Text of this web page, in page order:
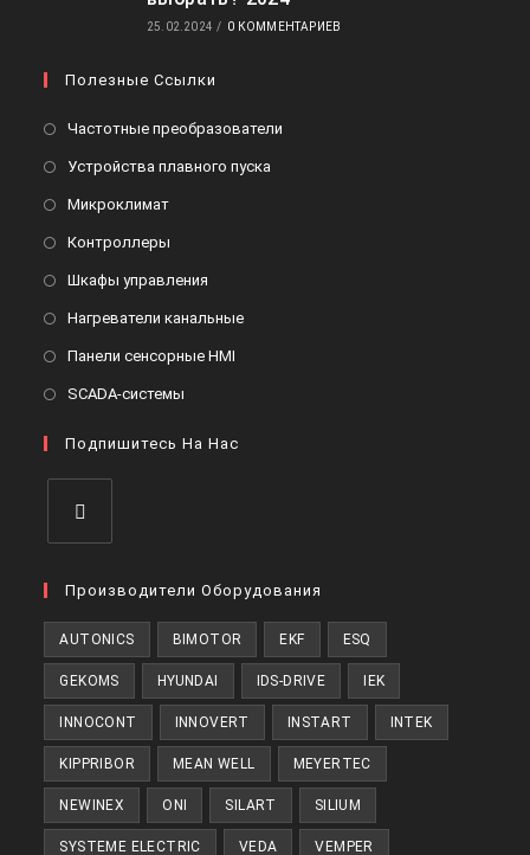
25.02.2024 / 0 КОММЕНТАРИЕВ
Полезные Ссылки
Частотные преобразователи
Устройства плавного пуска
МикроклиматОткроется
вкладке
Контроллеры
вкладке
Шкафы управления
вкладке
Нагреватели канальныеОткроется
Панели сенсорные HMI
вкладке
SCADA-системы
новой
Подпишитесь На Нас
в
вкладке
Производители Оборудования
AUTONICS BIMOTOR EKF ESQ
GEKOMS HYUNDAI IDS-DRIVE IEK
INNOCONT INNOVERT INSTART INTEK
KIPPRIBOR MEAN WELL MEYERTEC
NEWINEX ONI SILART SILIUM
SYSTEME ELECTRIC VEDA VEMPER